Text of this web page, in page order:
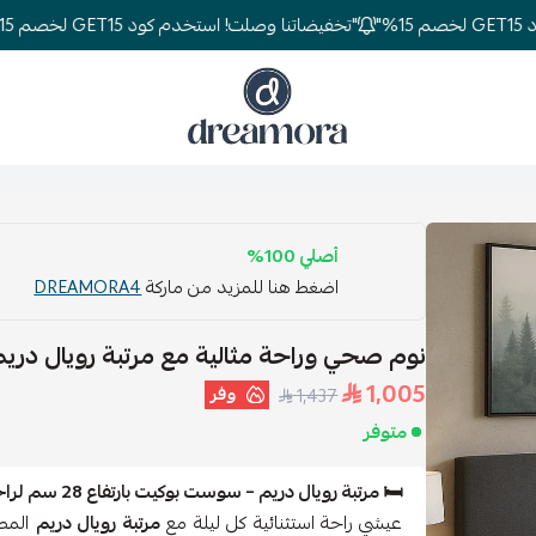
"تخفيضاتنا وصلت! استخدم كود GET15 لخصم 15%"
دريمورا للمفارش وأثاث غرف النوم
أصلي 100%
اضغط هنا للمزيد من ماركةDREAMORA4
نوم صحي وراحة مثالية مع مرتبة رويال
1,005
1,437 وفر
متوفر
🛏️ مرتبة رويال دريم – سوست بوكيت بارتفاع 28 سم لراحة وأحلام هانئة
عيشي راحة استثنائية كل ليلة معمرتبة رويال دريم